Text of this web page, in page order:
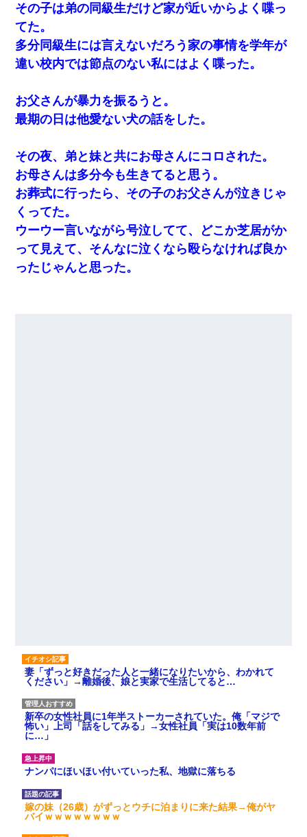
その子は弟の同級生だけど家が近いからよく喋っ
てた。
多分同級生には言えないだろう家の事情を学年が
違い校内では節点のない私にはよく喋った。
お父さんが暴力を振るうと。
最期の日は他愛ない犬の話をした。
その夜、弟と妹と共にお母さんにコロされた。
お母さんは多分今も生きてると思う。
お葬式に行ったら、その子のお父さんが泣きじゃ
くってた。
ウーウー言いながら号泣してて、どこか芝居がか
って見えて、そんなに泣くなら殴らなければ良か
ったじゃんと思った。
妻「ずっと好きだった人と一緒になりたいから、わかれて
ください」→離婚後、娘と実家で生活してると…
新卒の女性社員に1年半ストーカーされていた。俺「マジで
怖い」上司「話をしてみる」→女性社員「実は10数年前
に…」
ナンパにほいほい付いていった私、地獄に落ちる
嫁の妹（26歳）がずっとウチに泊まりに来た結果→俺がヤ
バイｗｗｗｗｗｗｗｗ